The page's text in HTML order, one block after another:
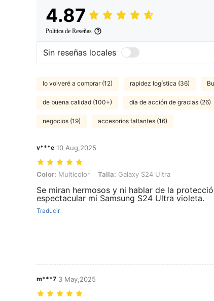
4.87
Política de Reseñas
Sin reseñas locales
lo volveré a comprar (12) rapidez logística (36)
de buena calidad (100+) día de acción de gracias (26)
negocios (19) accesorios faltantes (16)
v***e 10 Aug,2025
Color: Multicolor, Talla: Galaxy S24 Ultra
Color: Multicolor Talla: Galaxy S24 Ultra
Se miran hermosos y ni hablar de la
espectacular mi Samsung S24 Ultra violeta.
Traducir
m***7 3 May,2025